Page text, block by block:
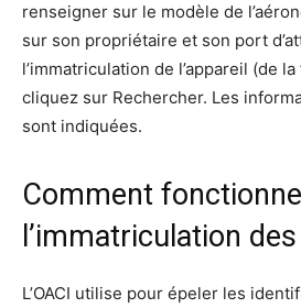
renseigner sur le modèle de
sur son propriétaire et son port
l’immatriculation de l’appareil (de
cliquez sur Rechercher. Les
sont indiquées.
Comment fonctionne
l’immatriculation
L’OACI utilise pour épeler les